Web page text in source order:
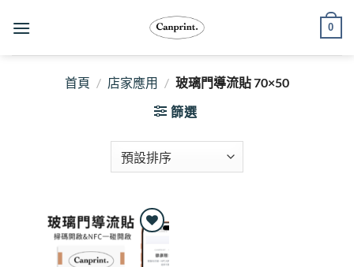
0
首頁 / 店家應用 / 玻璃門導流貼 70×50
篩選
Add to
wishlist